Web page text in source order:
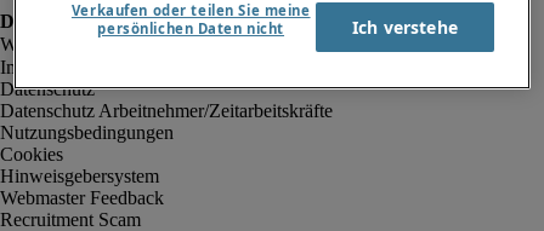
Impressum
Datenschutz
Datenschutz Arbeitnehmer/Zeitarbeitskräfte
Nutzungsbedingungen
Cookies
Hinweisgebersystem
Webmaster Feedback
Recruitment Scam
Verkaufen oder teilen Sie meine
persönlichen Daten nicht
Ich verstehe